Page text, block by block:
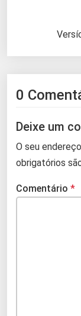
0
Deixe um
O seu
obrigatórios
Comentário *